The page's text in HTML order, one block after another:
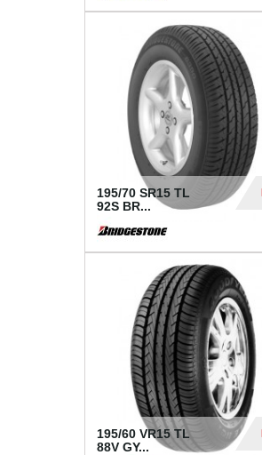
195/70 SR15 TL
92S BR...
195/60 VR15 TL
88V GY...